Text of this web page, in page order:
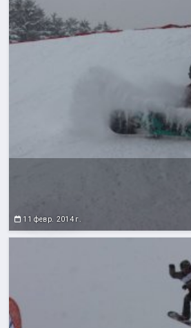
11 февр. 2014 г.